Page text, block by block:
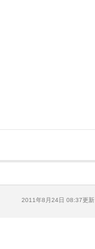
2011年8月24日 08:37更新